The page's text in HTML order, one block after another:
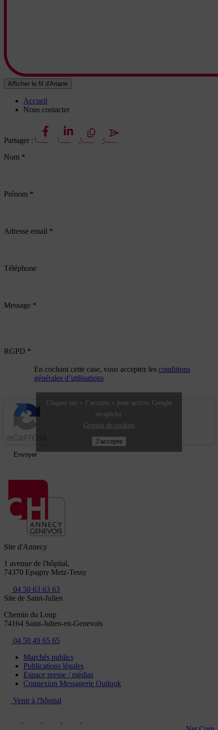
Afficher le fil d'Ariane
Accueil
Nous contacter
Partager :
Nom *
Prénom *
Adresse email *
Téléphone
Message *
RGPD *
En cochant cette case, vous acceptez les conditions
générales d’utilisations
Cliquez sur « J’accepte » pour activer Google
recaptcha
Gestion de cookies
J’accepte
Envoyer
Site d'Annecy
1 avenue de l'hôpital,
74370 Epagny Metz-Tessy
04 50 63 63 63
Site de Saint-Julien
Chemin du Loup
74164 Saint-Julien-en-Genevois
04 50 49 65 65
Marchés publics
Publications légales
Espace presse / médias
Connexion Messagerie Outlook
Venir à l'hôpital